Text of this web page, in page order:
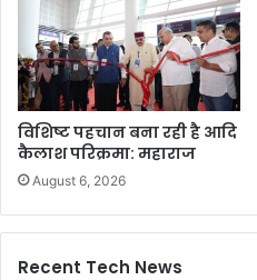
विशिष्ट पहचान बना रही है आदि
कैलाश परिक्रमा: महाराज
August 6, 2026
Recent Tech News